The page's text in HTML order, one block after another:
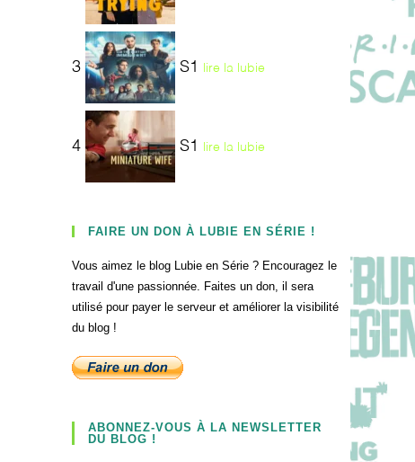
3 S1 lire la lubie
4 S1 lire la lubie
FAIRE UN DON À LUBIE EN SÉRIE !
Vous aimez le blog Lubie en Série ? Encouragez le
travail d'une passionnée. Faites un don, il sera
utilisé pour payer le serveur et améliorer la visibilité
du blog !
ABONNEZ-VOUS À LA NEWSLETTER
DU BLOG !